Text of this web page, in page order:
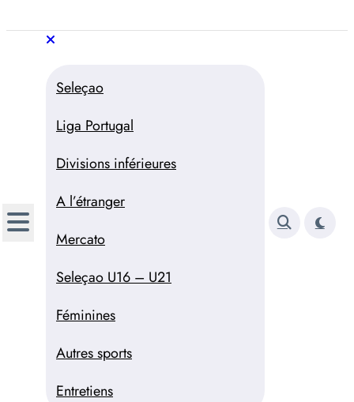
au
Trivela
L'actualité du football portugais
Seleçao
Liga Portugal
Divisions inférieures
A l’étranger
Mercato
Seleçao U16 – U21
Féminines
Autres sports
Entretiens